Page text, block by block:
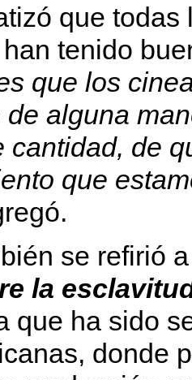
que
tenido
que los
alguna
cantidad, de
que
se refirió
la
que ha sido
donde